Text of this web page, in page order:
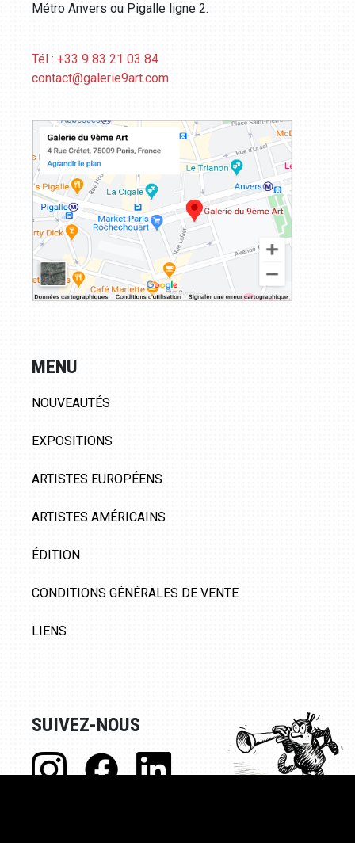
Métro Anvers ou Pigalle ligne 2.
Tél : +33 9 83 21 03 84
contact@galerie9art.com
MENU
NOUVEAUTÉS
EXPOSITIONS
ARTISTES EUROPÉENS
ARTISTES AMÉRICAINS
ÉDITION
CONDITIONS GÉNÉRALES DE VENTE
LIENS
SUIVEZ-NOUS